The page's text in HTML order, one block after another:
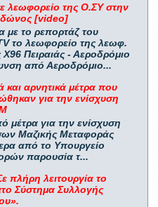
λεωφορείο της Ο.ΣΥ στην
[video]
με το ρεπορτάζ του
το λεωφορείο της λεωφ.
Πειραιάς - Αεροδρόμιο
από Αεροδρόμιο...
και αρνητικά μέτρα που
για την ενίσχυση
μέτρα για την ενίσχυση
Μαζικής Μεταφοράς
από το Υπουργείο
παρουσία τ...
πλήρη λειτουργία το
Σύστημα Συλλογής